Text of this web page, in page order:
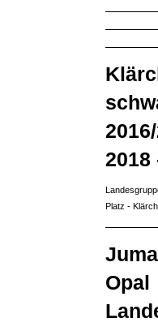
Platz -
Opal